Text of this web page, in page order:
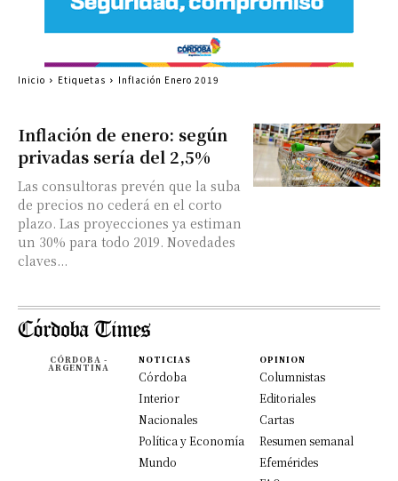
Inflación de enero: según
privadas sería del 2,5%
Las consultoras prevén que la suba
de precios no cederá en el corto
plazo. Las proyecciones ya estiman
un 30% para todo 2019. Novedades
claves...
Inicio Etiquetas Inflación Enero 2019
CÓRDOBA -
ARGENTINA
NOTICIAS
Córdoba
Interior
Nacionales
Política y Economía
Mundo
OPINION
Columnistas
Editoriales
Cartas
Resumen semanal
Efemérides